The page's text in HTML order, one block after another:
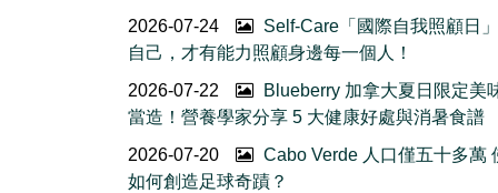
2026-07-24
Self-Care「國際自我照顧日
自己，才有能力照顧身邊每一個人！
2026-07-22
Blueberry 加拿大夏日限定美
當造！營養學家分享 5 大健康好處與消暑食譜
2026-07-20
Cabo Verde 人口僅五十多萬
如何創造足球奇蹟？